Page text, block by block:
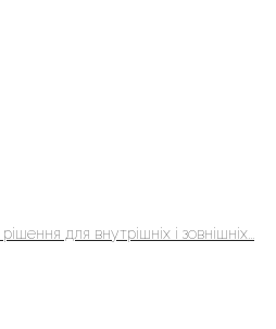
для внутрішніх і зовнішніх...